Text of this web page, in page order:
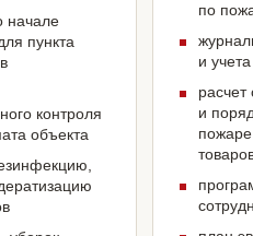
начале
пункта
контроля
объекта
по
и
расчет
и